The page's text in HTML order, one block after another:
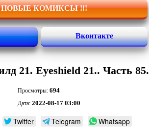
НОВЫЕ КОМИКСЫ !!!
Вконтакте
21. Eyeshield 21.. Часть 85.
Просмотры: 694
Дата: 2022-08-17 03:00
Twitter Telegram
Whatsapp